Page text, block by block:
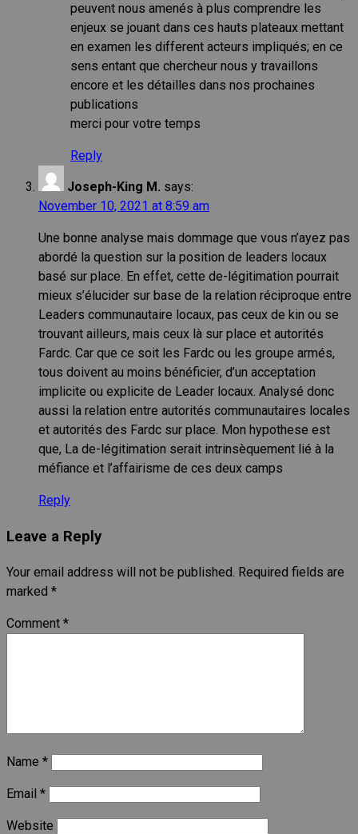
peuvent nous amenés à plus comprendre les
enjeux se jouant dans ces hauts plateaux mettant
en examen les different acteurs impliqués; en ce
sens entant que chercheur nous y travaillons
encore et les détailles dans nos prochaines
publications
merci pour votre temps
Reply
Joseph-King M. says:
November 10, 2021 at 8:59 am
Une bonne analyse mais dommage que vous n’ayez pas
abordé la question sur la position de leaders locaux
basé sur place. En effet, cette de-légitimation pourrait
mieux s’élucider sur base de la relation réciproque entre
Leaders communautaire locaux, pas ceux de kin ou se
trouvant ailleurs, mais ceux là sur place et autorités
Fardc. Car que ce soit les Fardc ou les groupe armés,
tous doivent au moins bénéficier, d’un acceptation
implicite ou explicite de Leader locaux. Analysé donc
aussi la relation entre autorités communautaires locales
et autorités des Fardc sur place. Mon hypothese est
que, La de-légitimation serait intrinsèquement lié à la
méfiance et l’affairisme de ces deux camps
Reply
Leave a Reply
Your email address will not be published. Required fields are
marked *
Comment *
Name *
Email *
Website